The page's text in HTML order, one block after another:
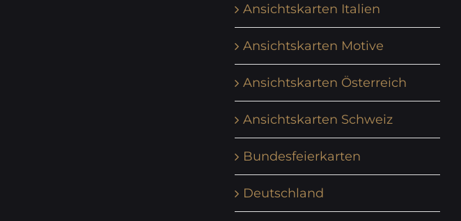
Ansichtskarten Italien
Ansichtskarten Motive
Ansichtskarten Österreich
Ansichtskarten Schweiz
Bundesfeierkarten
Deutschland